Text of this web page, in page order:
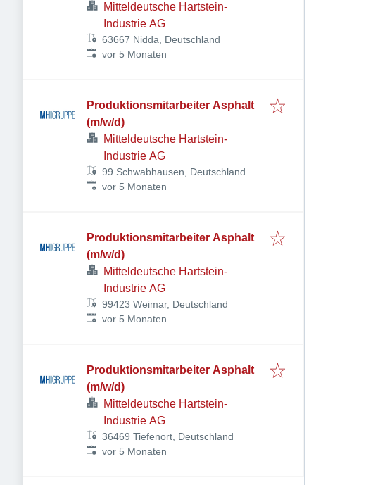
Mitteldeutsche Hartstein-
Industrie AG
63667 Nidda, Deutschland
Veröffentlicht:
vor 5 Monaten
Produktionsmitarbeiter Asphalt
(m/w/d)
Mitteldeutsche Hartstein-
Industrie AG
99 Schwabhausen, Deutschland
Veröffentlicht:
vor 5 Monaten
Produktionsmitarbeiter Asphalt
(m/w/d)
Mitteldeutsche Hartstein-
Industrie AG
99423 Weimar, Deutschland
Veröffentlicht:
vor 5 Monaten
Produktionsmitarbeiter Asphalt
(m/w/d)
Mitteldeutsche Hartstein-
Industrie AG
36469 Tiefenort, Deutschland
Veröffentlicht:
vor 5 Monaten